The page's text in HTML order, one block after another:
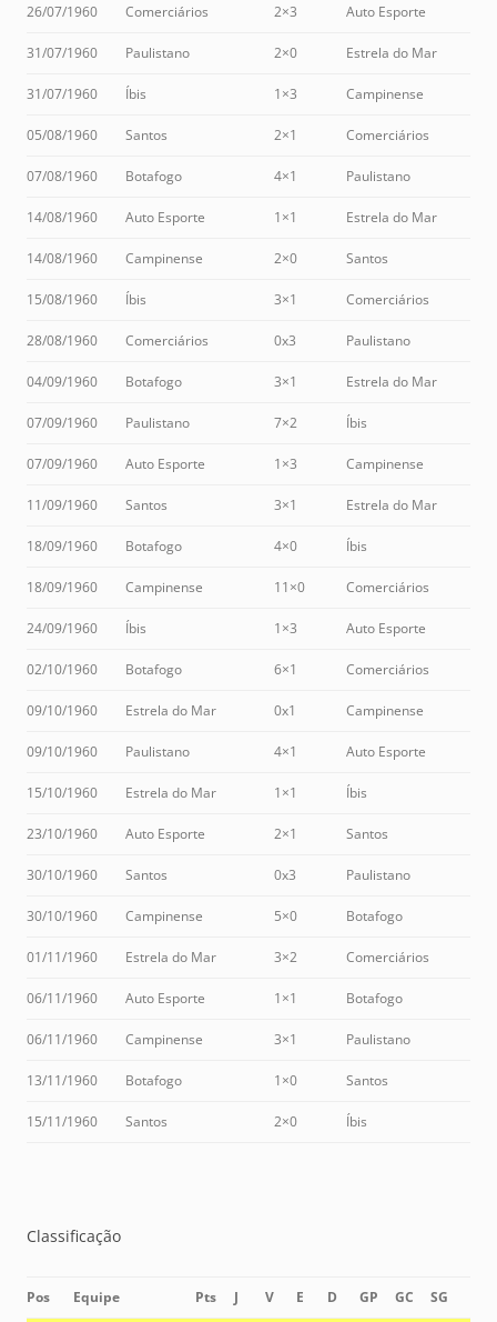
26/07/1960 Comerciários 2×3 Auto Esporte
31/07/1960 Paulistano 2×0 Estrela do Mar
31/07/1960 Íbis 1×3 Campinense
05/08/1960 Santos 2×1 Comerciários
07/08/1960 Botafogo 4×1 Paulistano
14/08/1960 Auto Esporte 1×1 Estrela do Mar
14/08/1960 Campinense 2×0 Santos
15/08/1960 Íbis 3×1 Comerciários
28/08/1960 Comerciários 0x3 Paulistano
04/09/1960 Botafogo 3×1 Estrela do Mar
07/09/1960 Paulistano 7×2 Íbis
07/09/1960 Auto Esporte 1×3 Campinense
11/09/1960 Santos 3×1 Estrela do Mar
18/09/1960 Botafogo 4×0 Íbis
18/09/1960 Campinense 11×0 Comerciários
24/09/1960 Íbis 1×3 Auto Esporte
02/10/1960 Botafogo 6×1 Comerciários
09/10/1960 Estrela do Mar 0x1 Campinense
09/10/1960 Paulistano 4×1 Auto Esporte
15/10/1960 Estrela do Mar 1×1 Íbis
23/10/1960 Auto Esporte 2×1 Santos
30/10/1960 Santos 0x3 Paulistano
30/10/1960 Campinense 5×0 Botafogo
01/11/1960 Estrela do Mar 3×2 Comerciários
06/11/1960 Auto Esporte 1×1 Botafogo
06/11/1960 Campinense 3×1 Paulistano
13/11/1960 Botafogo 1×0 Santos
15/11/1960 Santos 2×0 Íbis
Classificação
Pos Equipe Pts J V E D GP GC SG